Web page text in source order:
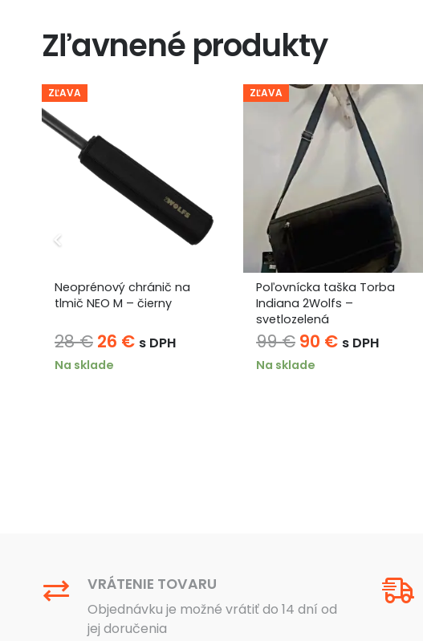
Zľavnené produkty
ZĽAVA
Neoprénový chránič na
tlmič NEO M – čierny
28€ Pôvodná
cena
26 €Aktuálna
s DPH
Na sklade
ZĽAVA
Poľovnícka taška Torba
Indiana 2Wolfs –
svetlozelená
99€ Pôvodná
cena
90 €Aktuálna
s DPH
Na sklade
VRÁTENIE TOVARU
Objednávku je možné vrátiť do 14 dní od
jej doručenia